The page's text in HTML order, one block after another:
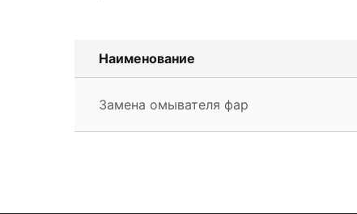
Наименование
Замена омывателя фар